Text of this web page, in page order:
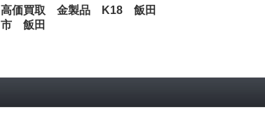
高価買取 金製品 K18 飯田
市 飯田